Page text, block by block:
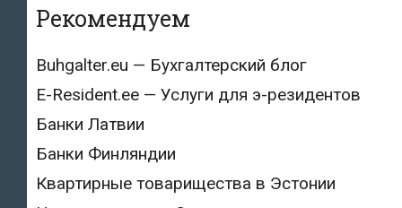
Рекомендуем
Buhgalter.eu — Бухгалтерский блог
E-Resident.ee — Услуги для э-резидентов
Банки Латвии
Банки Финляндии
Квартирные товарищества в Эстонии